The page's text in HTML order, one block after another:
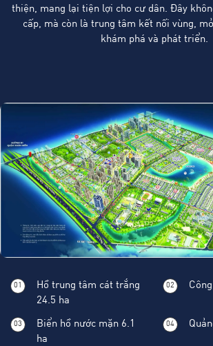
thiện, mang lại tiện lợi cho cư dân. Đây
cấp, mà còn là trung tâm kết nối vùng,
khám phá và phát triển.
01
Hồ trung tâm cát trắng
24.5 ha
02
03
Biển hồ nước mặn 6.1
ha
04